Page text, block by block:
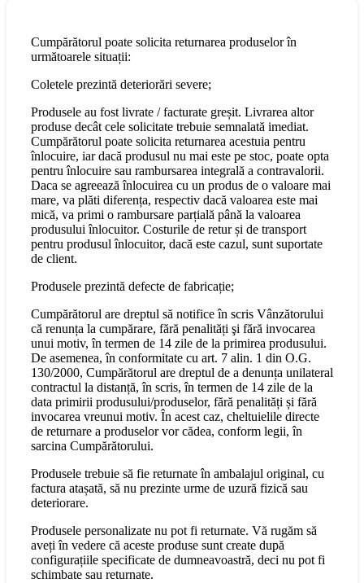
Cumpărătorul poate solicita returnarea produselor în
următoarele situații:
Coletele prezintă deteriorări severe;
Produsele au fost livrate / facturate greșit. Livrarea altor
produse decât cele solicitate trebuie semnalată imediat.
Cumpărătorul poate solicita returnarea acestuia pentru
înlocuire, iar dacă produsul nu mai este pe stoc, poate opta
pentru înlocuire sau rambursarea integrală a contravalorii.
Daca se agreează înlocuirea cu un produs de o valoare mai
mare, va plăti diferența, respectiv dacă valoarea este mai
mică, va primi o rambursare parțială până la valoarea
produsului înlocuitor. Costurile de retur și de transport
pentru produsul înlocuitor, dacă este cazul, sunt suportate
de client.
Produsele prezintă defecte de fabricație;
Cumpărătorul are dreptul să notifice în scris Vânzătorului
că renunța la cumpărare, fără penalități şi fără invocarea
unui motiv, în termen de 14 zile de la primirea produsului.
De asemenea, în conformitate cu art. 7 alin. 1 din O.G.
130/2000, Cumpărătorul are dreptul de a denunța unilateral
contractul la distanță, în scris, în termen de 14 zile de la
data primirii produsului/produselor, fără penalități și fără
invocarea vreunui motiv. În acest caz, cheltuielile directe
de returnare a produselor vor cădea, conform legii, în
sarcina Cumpărătorului.
Produsele trebuie să fie returnate în ambalajul original, cu
factura atașată, să nu prezinte urme de uzură fizică sau
deteriorare.
Produsele personalizate nu pot fi returnate. Vă rugăm să
aveți în vedere că aceste produse sunt create după
configurațiile specificate de dumneavoastră, deci nu pot fi
schimbate sau returnate.